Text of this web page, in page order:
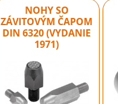
NOHY SO
ZÁVITOVÝM ČAPOM
DIN 6320 (VYDANIE
1971)